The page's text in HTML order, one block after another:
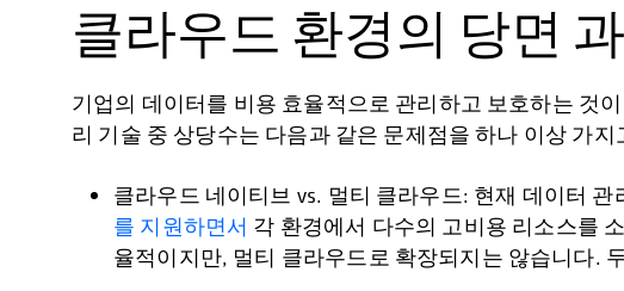
클라우드 환경의 당면
기업의 데이터를 비용 효율적으로 관리하고 보호하는 것
리 기술 중 상당수는 다음과 같은 문제점을 하나 이상 가지
클라우드 네이티브 vs. 멀티 클라우드: 현재 데이터
를 지원하면서 각 환경에서 다수의 고비용 리소스를
율적이지만, 멀티 클라우드로 확장되지는 않습니다.